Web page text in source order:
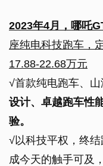
2023年4月，哪吒
座纯电科技跑车，
17.88-22.68万元
√首款纯电跑车、
设计、卓越跑车性
验。
√以科技平权，终
成今天的触手可及